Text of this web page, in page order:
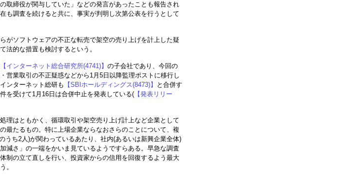
取締役が関与していた」などの発言があったことも報告され
も調査を続けると共に、事実が判明し次第公表を行うとして
がソフトウェアの不正な転売で架空の売り上げを計上した疑
法的な措置も検討するという。
【インターネット総合研究所(4741)】 の子会社であり、今回の
営業取引の不正疑惑などから1月5日以降監理ポストに移行し
ンターネット総研も
【SBIホールディングス(8473)】
と合併す
を受けて1月16日は合併中止を発表している( 【発表リリー
理はともかく、循環取引や架空売り上げ計上など企業として
最たるもの。特に上場企業ならなおさらのことについて、複
うち2人)が関わっているあたり、社内(あるいは新興企業全体)
減さ」の一端をかいま見ているようですらある。早急な調査
制の立て直しを行い、投資家からの信用を回復するよう最大
。